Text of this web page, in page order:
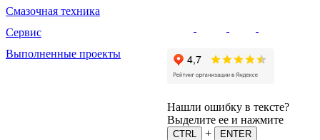
Смазочная техника
Сервис
Выполненные проекты
Нашли ошибку в тексте?
Выделите ее и нажмите
CTRL +
ENTER